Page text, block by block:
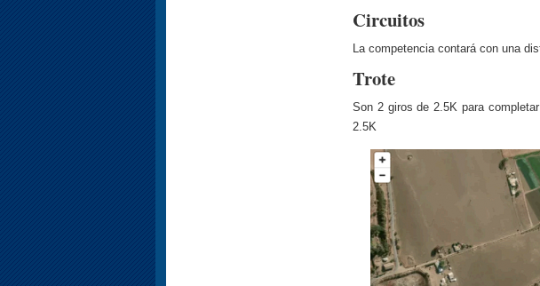
Circuitos
La competencia contará con una
Trote
Son 2 giros de 2.5K para
2.5K